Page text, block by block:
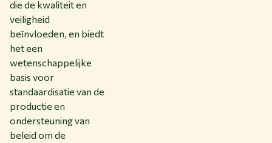
die de kwaliteit en
veiligheid
beïnvloeden, en biedt
het een
wetenschappelijke
basis voor
standaardisatie van de
productie en
ondersteuning van
beleid om de